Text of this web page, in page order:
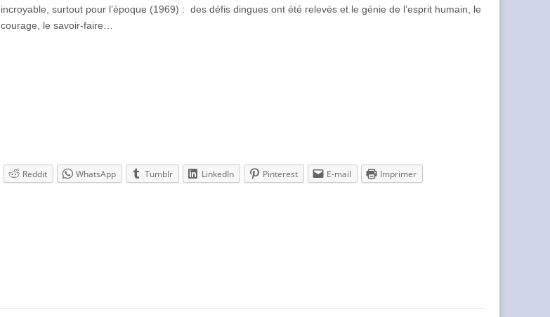
incroyable, surtout pour l’époque (1969) : des défis dingues ont été relevés et le génie de l’esprit humain, le
courage, le savoir-faire…
Reddit WhatsApp Tumblr LinkedIn Pinterest E-mail Imprimer